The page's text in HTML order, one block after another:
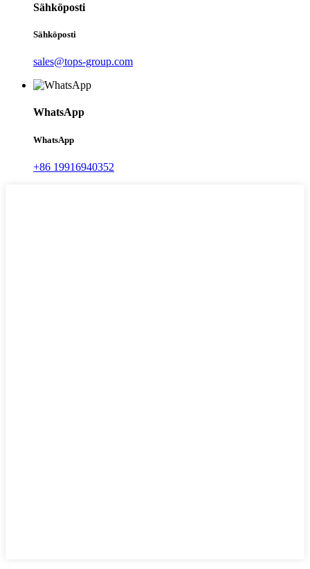
Sähköposti
Sähköposti
sales@tops-group.com
WhatsApp
WhatsApp
+86 19916940352